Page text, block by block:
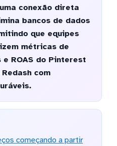
conexão direta
bancos de dados
que equipes
métricas de
ROAS do Pinterest
com
começando a partir